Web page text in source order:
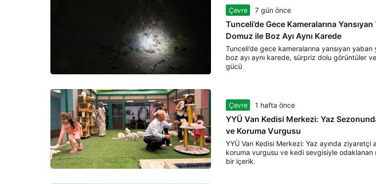
Çevre 7 gün önce
Tunceli’de Gece Kameralarına Yansıyan
Domuz ile Boz Ayı Aynı Karede
Tunceli’de gece kameralarına yansıyan yaban
boz ayı aynı karede, sürpriz dolu görüntüler
gücü
Çevre 1 hafta önce
YYÜ Van Kedisi Merkezi: Yaz
ve Koruma Vurgusu
YYÜ Van Kedisi Merkezi: Yaz ayında ziyaretçi
koruma vurgusu ve kedi sevgisiyle odaklanan
bir içerik.